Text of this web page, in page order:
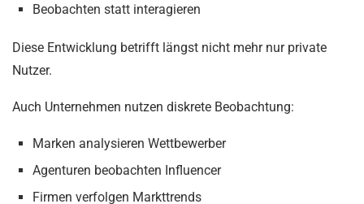
Beobachten statt interagieren
Diese Entwicklung betrifft längst nicht mehr nur private
Nutzer.
Auch Unternehmen nutzen diskrete Beobachtung:
Marken analysieren Wettbewerber
Agenturen beobachten Influencer
Firmen verfolgen Markttrends